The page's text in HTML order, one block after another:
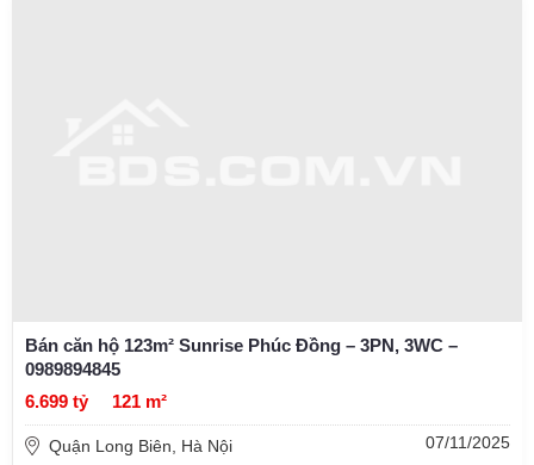
Bán căn hộ 123m² Sunrise Phúc Đồng – 3PN, 3WC –
0989894845
6.699 tỷ
121 m²
Quận Long Biên, Hà Nội 07/11/2025